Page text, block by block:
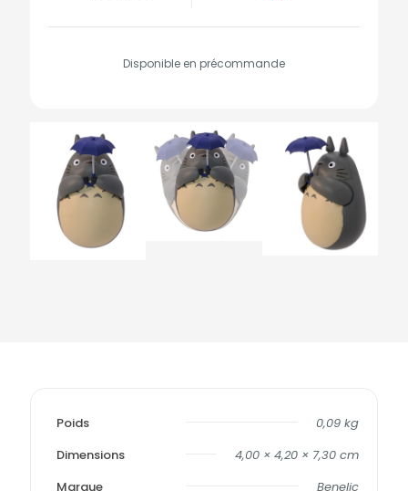
Disponible en précommande
Poids
0,09 kg
Dimensions
4,00 × 4,20 × 7,30 cm
Marque
Benelic